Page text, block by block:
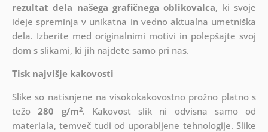
rezultat dela našega grafičnega oblikovalca, ki svoje
ideje spreminja v unikatna in vedno aktualna umetniška
dela. Izberite med originalnimi motivi in polepšajte svoj
dom s slikami, ki jih najdete samo pri nas.
Tisk najvišje kakovosti
Slike so natisnjene na visokokakovostno prožno platno s
težo280 g/m2. Kakovost slik ni odvisna samo od
materiala, temveč tudi od uporabljene tehnologije. Slike